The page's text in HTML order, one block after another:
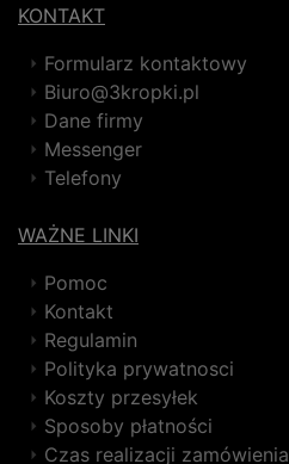
KONTAKT
Formularz kontaktowy
Biuro@3kropki.pl
Dane firmy
Messenger
Telefony
WAŻNE LINKI
Pomoc
Kontakt
Regulamin
Polityka prywatnosci
Koszty przesyłek
Sposoby płatności
Czas realizacji zamówienia